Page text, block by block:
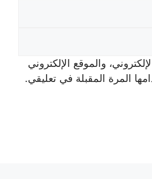
والموقع الإلكتروني
المرة المقبلة في تعليقي.